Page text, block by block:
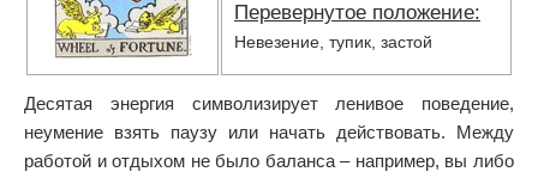
Перевернутое положение:
Невезение, тупик, застой
Десятая энергия символизирует ленивое поведение,
неумение взять паузу или начать действовать. Между
работой и отдыхом не было баланса – например, вы либо